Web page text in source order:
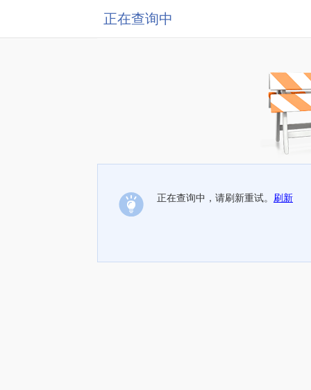
正在查询中
正在查询中，请刷新重试。 刷新